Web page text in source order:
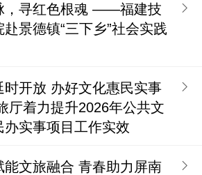
，寻红色根魂 ——福建技
景德镇“三下乡”社会实践
时开放 办好文化惠民实事
着力提升2026年公共文
办实事项目工作实效
能文旅融合 青春助力屏南